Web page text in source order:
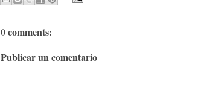
0 comments:
Publicar un comentario